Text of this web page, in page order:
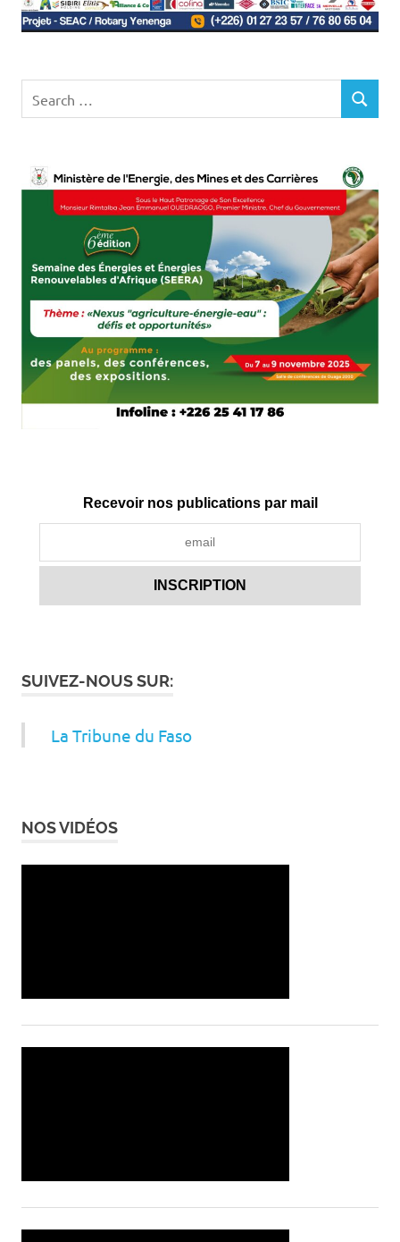
for:
SEARCH
Recevoir nos publications par mail
SUIVEZ-NOUS SUR:
La Tribune du Faso
NOS VIDÉOS